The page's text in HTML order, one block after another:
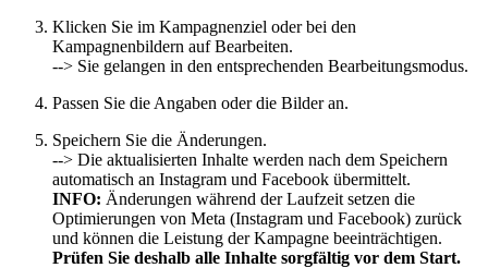
Klicken Sie im Kampagnenziel oder bei den
Kampagnenbildern auf Bearbeiten.
--> Sie gelangen in den entsprechenden Bearbeitungsmodus.
Passen Sie die Angaben oder die Bilder an.
Speichern Sie die Änderungen.
--> Die aktualisierten Inhalte werden nach dem Speichern
automatisch an Instagram und Facebook übermittelt.
INFO: Änderungen während der Laufzeit setzen die
Optimierungen von Meta (Instagram und Facebook) zurück
und können die Leistung der Kampagne beeinträchtigen.
Prüfen Sie deshalb alle Inhalte sorgfältig vor dem Start.